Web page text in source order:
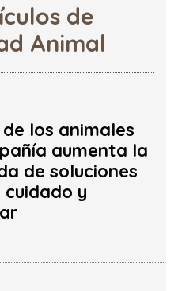
de
Animal
de los animales
aumenta la
de soluciones
cuidado y